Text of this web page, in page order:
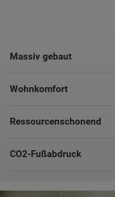
Massiv gebaut
Wohnkomfort
Ressourcenschonend
CO2-Fußabdruck